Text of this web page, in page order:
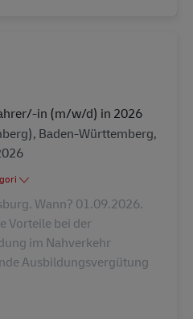
in (m/w/d) in 2026
Baden-Württemberg,
Wann? 01.09.2026.
Vorteile bei der
im Nahverkehr
Ausbildungsvergütung